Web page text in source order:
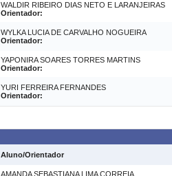
WALDIR RIBEIRO DIAS NETO E LARANJEIRAS
Orientador:
WYLKA LUCIA DE CARVALHO NOGUEIRA
Orientador:
YAPONIRA SOARES TORRES MARTINS
Orientador:
YURI FERREIRA FERNANDES
Orientador:
Aluno/Orientador
AMANDA SEBASTIANA LIMA CORREIA